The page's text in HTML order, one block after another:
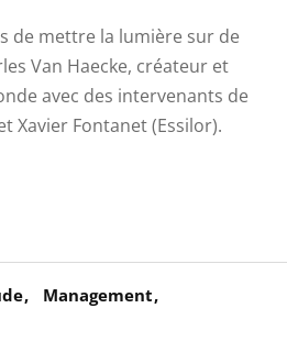
de mettre la lumière sur de
Van Haecke, créateur et
avec des intervenants de
Xavier Fontanet (Essilor).
Management